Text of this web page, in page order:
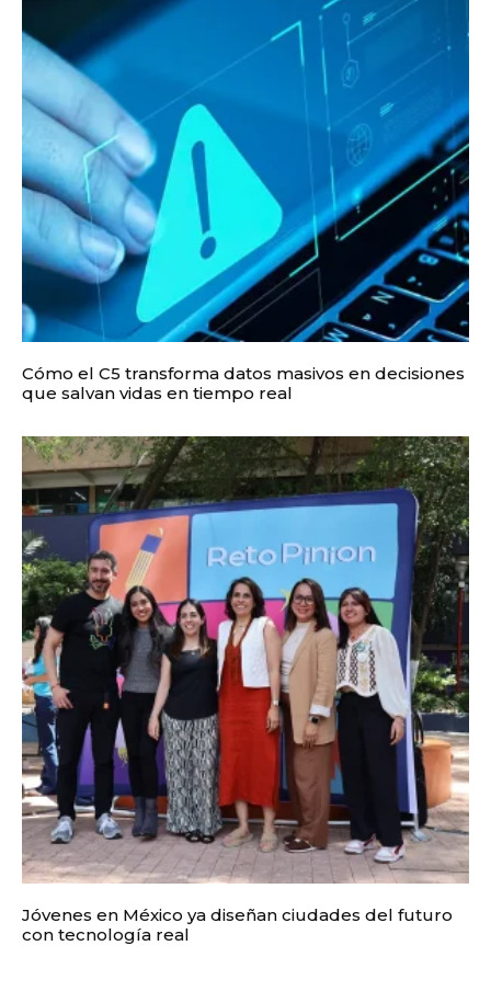
Cómo el C5 transforma datos masivos en decisiones
que salvan vidas en tiempo real
Jóvenes en México ya diseñan ciudades del futuro
con tecnología real